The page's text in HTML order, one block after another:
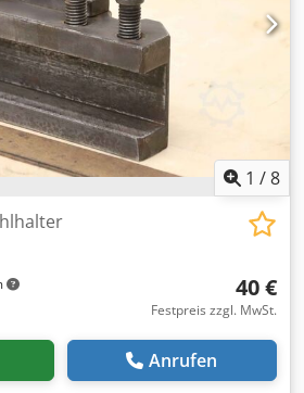
1 /8
40 €
Festpreis zzgl. MwSt.
Anrufen